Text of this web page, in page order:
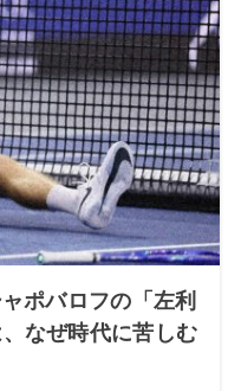
ポバロフの「左利
なぜ時代に苦しむ